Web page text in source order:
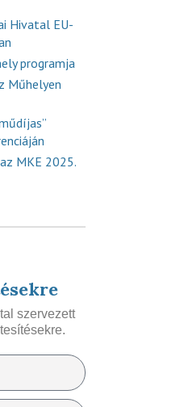
Hivatal EU-
programja
Műhelyen
MKE 2025.
szervezett